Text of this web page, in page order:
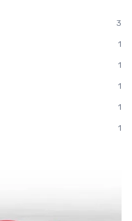
3
1
1
1
1
1